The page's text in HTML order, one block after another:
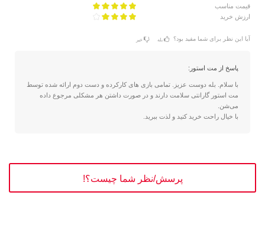
قیمت مناسب
ارزش خرید
آیا این نظر برای شما مفید بود؟ بله خیر
پاسخ از مت استور:
با سلام. بله دوست عزیز. تمامی بازی های کارکرده و دست دوم ارائه شده توسط
مت استور گارانتی سلامت دارند و در صورت داشتن هر مشکلی مرجوع داده
می‌شن.
با خیال راحت خرید کنید و لذت ببرید.
پرسش/نظر شما چیست؟!